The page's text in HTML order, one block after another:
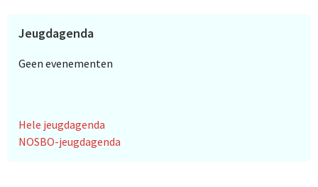
Jeugdagenda
Geen evenementen
Hele jeugdagenda
NOSBO-jeugdagenda